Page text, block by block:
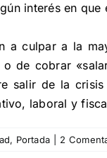
interés en que
a culpar a la
o de cobrar
salir de la
laboral y
, Portada 2